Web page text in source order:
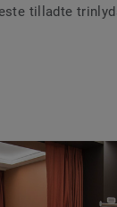
tilladte